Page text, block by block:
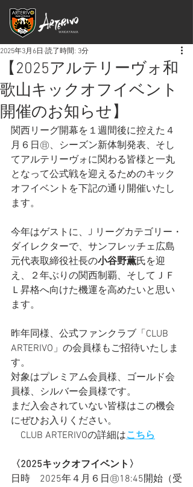
【2025アルテリーヴォ和
歌山キックオフイベント
開催のお知らせ】
2025年3月6日 読了時間: 3分
関西リーグ開幕を１週間後に控えた４
月６日㊐、シーズン新体制発表、そし
てアルテリーヴォに関わる皆様と一丸
となって公式戦を迎えるためのキック
オフイベントを下記の通り開催いたし
ます。
今年はゲストに、J リーグカテゴリー・
ダイレクターで、サンフレッチェ広島
元代表取締役社長の小谷野薫氏を迎
え、２年ぶりの関西制覇、そしてＪＦ
Ｌ昇格へ向けた機運を高めたいと思い
ます。
昨年同様、公式ファンクラブ「CLUB
ARTERIVO」の会員様もご招待いたしま
す。
対象はプレミアム会員様、ゴールド会
員様、シルバー会員様です。
まだ入会されていない皆様はこの機会
にぜひお入りください。
CLUB ARTERIVOの詳細はこちら
〈2025キックオフイベント〉
日時　2025年４月６日㊐18:45開始（受